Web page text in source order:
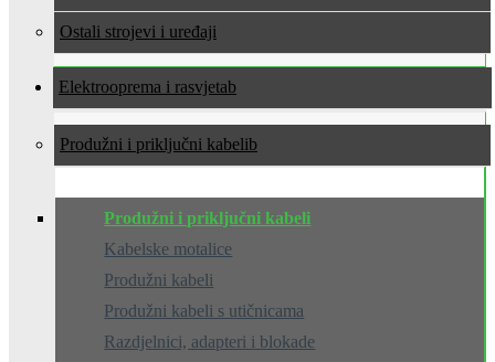
Ostali strojevi i uređaji
Elektrooprema i rasvjeta
Produžni i priključni kabeli
Produžni i priključni kabeli
Kabelske motalice
Produžni kabeli
Produžni kabeli s utičnicama
Razdjelnici, adapteri i blokade